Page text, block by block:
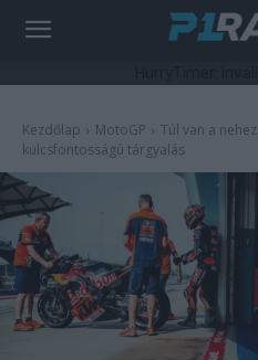
Kezdőlap MotoGP
Túl van a
kulcsfontosságú tárgyalás